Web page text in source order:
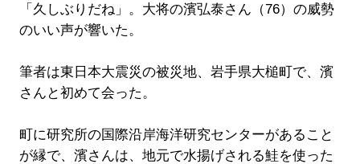
「久しぶりだね」。大将の濱弘泰さん（76）の威勢
のいい声が響いた。
筆者は東日本大震災の被災地、岩手県大槌町で、濱
さんと初めて会った。
町に研究所の国際沿岸海洋研究センターがあること
が縁で、濱さんは、地元で水揚げされる鮭を使った